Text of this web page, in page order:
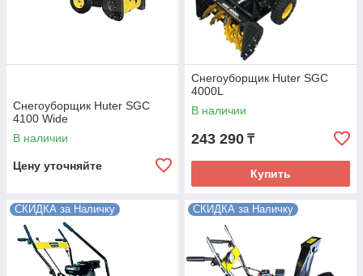
Снегоуборщик Huter SGC
4100 Wide
В наличии
Цену уточняйте
Снегоуборщик Huter SGC
4000L
В наличии
243 290 ₸
Купить
СКИДКА за Наличку СКИДКА за Наличку